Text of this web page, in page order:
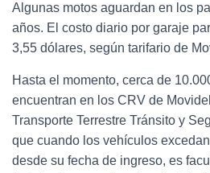
Algunas motos aguardan en los
años. El costo diario por garaje
3,55 dólares, según tarifario de
Hasta el momento, cerca de
encuentran en los CRV de
Transporte Terrestre Tránsito y
que cuando los vehículos
desde su fecha de ingreso, es